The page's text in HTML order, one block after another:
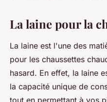
La laine pour la
La laine est l'une des
pour les chaussettes
hasard. En effet, la laine
la capacité unique de